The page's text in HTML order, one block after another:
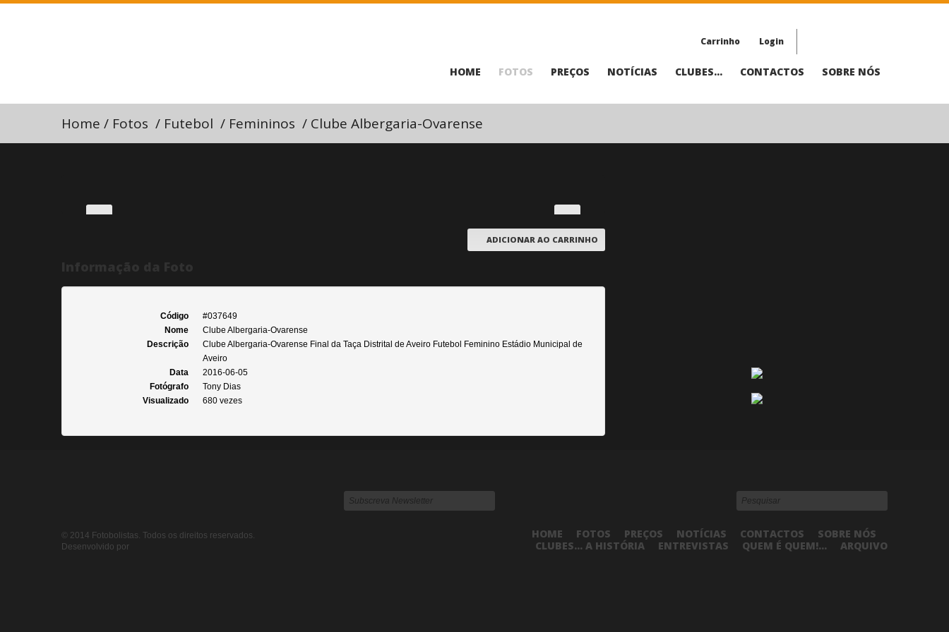
Carrinho Login
HOME FOTOS PREÇOS NOTÍCIAS CLUBES... CONTACTOS SOBRE NÓS
Home / Fotos / Futebol / Femininos / Clube Albergaria-Ovarense
ADICIONAR AO CARRINHO
Código
#037649
Nome
Clube Albergaria-Ovarense
Descrição
Clube Albergaria-Ovarense Final da Taça Distrital de Aveiro Futebol Feminino Estádio Municipal de
Aveiro
Data
2016-06-05
Fotógrafo
Tony Dias
Visualizado
680 vezes
© 2014 Fotobolistas. Todos os direitos reservados.
Desenvolvido por
HOME FOTOS PREÇOS NOTÍCIAS CONTACTOS
SOBRE NÓS
CLUBES... A HISTÓRIA
ENTREVISTAS QUEM É QUEM!... ARQUIVO